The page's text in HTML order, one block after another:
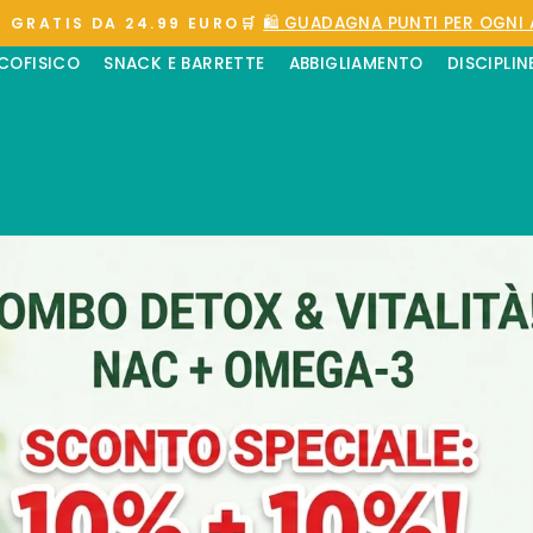
Metti
GRATIS DA 24.99 EURO🛒 🛍️ GUADAGNA PUNTI PER
SNACK E BARRETTE ABBIGLIAMENTO